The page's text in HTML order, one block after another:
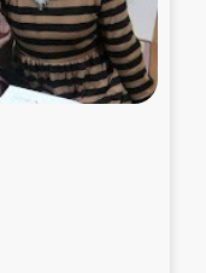
糧・越冬支援
支援
育支援事業
人への農業支援